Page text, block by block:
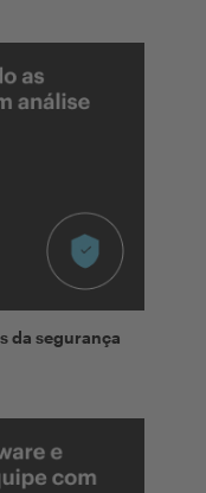
da segurança